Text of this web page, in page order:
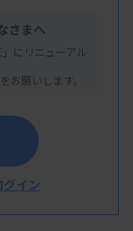
届け出た。
さまへ
」にリニューアル
お願いします。
イン